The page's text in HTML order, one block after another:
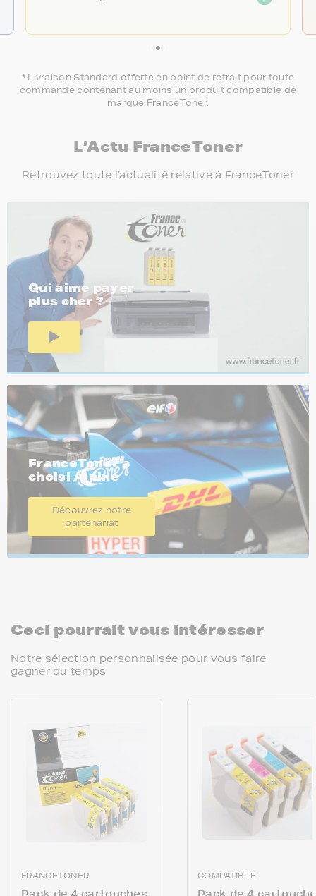
* Livraison Standard offerte en point de retrait pour toute
commande contenant au moins un produit compatible de
marque FranceToner.
L’Actu FranceToner
Retrouvez toute l’actualité relative à FranceToner
Qui aime payer
plus cher ?
FranceToner a
choisi Alpine
Découvrez notre
partenariat
Ceci pourrait vous intéresser
Notre sélection personnalisée pour vous faire
gagner du temps
FRANCETONER COMPATIBLE